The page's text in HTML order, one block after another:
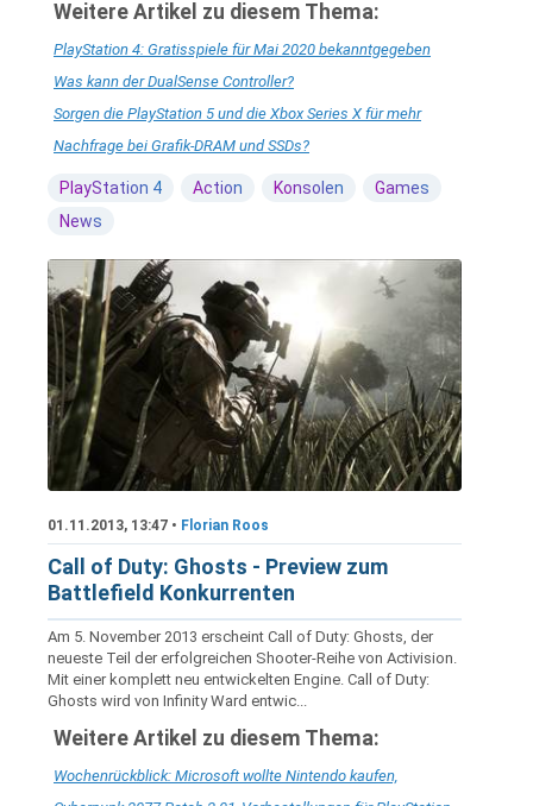
Weitere Artikel zu diesem Thema:
PlayStation 4: Gratisspiele für Mai 2020 bekanntgegeben
Was kann der DualSense Controller?
Sorgen die PlayStation 5 und die Xbox Series X für mehr
Nachfrage bei Grafik-DRAM und SSDs?
PlayStation 4 Action Konsolen
Games
News
01.11.2013, 13:47 • Florian Roos
Call of Duty: Ghosts - Preview zum
Battlefield Konkurrenten
Am 5. November 2013 erscheint Call of Duty: Ghosts, der
neueste Teil der erfolgreichen Shooter-Reihe von Activision.
Mit einer komplett neu entwickelten Engine. Call of Duty:
Ghosts wird von Infinity Ward entwic...
Weitere Artikel zu diesem Thema:
Wochenrückblick: Microsoft wollte Nintendo kaufen,